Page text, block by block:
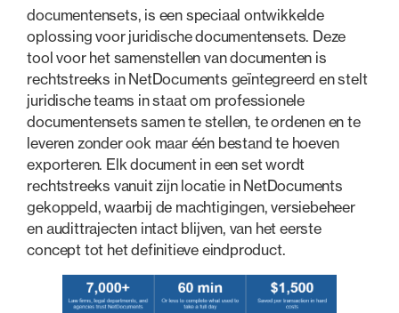
documentensets, is een speciaal ontwikkelde
oplossing voor juridische documentensets. Deze
tool voor het samenstellen van documenten is
rechtstreeks in NetDocuments geïntegreerd en stelt
juridische teams in staat om professionele
documentensets samen te stellen, te ordenen en te
leveren zonder ook maar één bestand te hoeven
exporteren. Elk document in een set wordt
rechtstreeks vanuit zijn locatie in NetDocuments
gekoppeld, waarbij de machtigingen, versiebeheer
en audittrajecten intact blijven, van het eerste
concept tot het definitieve eindproduct.